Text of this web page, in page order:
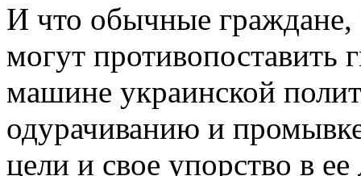
И что обычные
могут противопоставить
машине украинской
одурачиванию и
цели и свое упорство в